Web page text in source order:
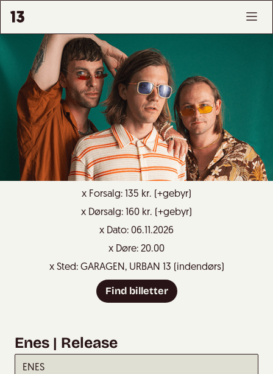
Enes | Release
ENES
x Forsalg: 135 kr. (+gebyr)
x Dørsalg: 160 kr. (+gebyr)
x Dato: 06.11.2026
x Døre: 20.00
x Sted: GARAGEN, URBAN 13 (indendørs)
Find billetter